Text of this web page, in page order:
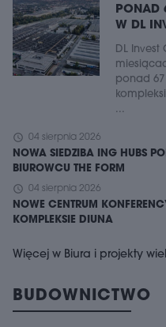
PONAD
W DL
DL
ponad 67
...
schedule 04 sierpnia 2026
NOWA SIEDZIBA ING HUBS
BIUROWCU THE FORM
schedule 04 sierpnia 2026
NOWE CENTRUM
KOMPLEKSIE DIUNA
Więcej w Biura i projekty
BUDOWNICTWO